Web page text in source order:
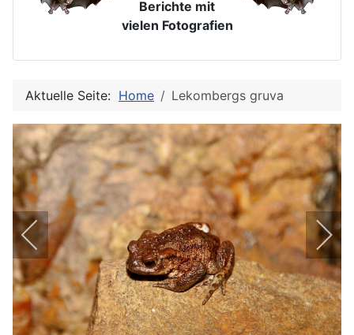
Berichte mit
vielen Fotografien
Aktuelle Seite: Home Lekombergs gruva